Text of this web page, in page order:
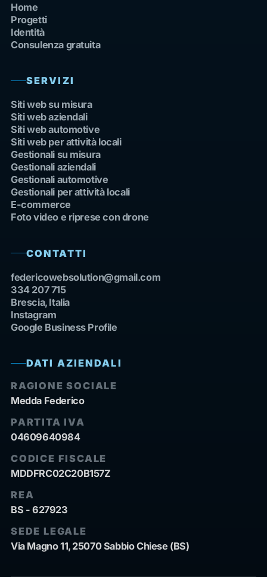
Home
Progetti
Identità
Consulenza gratuita
SERVIZI
Siti web su misura
Siti web aziendali
Siti web automotive
Siti web per attività locali
Gestionali su misura
Gestionali aziendali
Gestionali automotive
Gestionali per attività locali
E-commerce
Foto video e riprese con drone
CONTATTI
federicowebsolution@gmail.com
334 207 715
Brescia, Italia
Instagram
Google Business Profile
DATI AZIENDALI
RAGIONE SOCIALE
Medda Federico
PARTITA IVA
04609640984
CODICE FISCALE
MDDFRC02C20B157Z
REA
BS - 627923
SEDE LEGALE
Via Magno 11, 25070 Sabbio Chiese (BS)